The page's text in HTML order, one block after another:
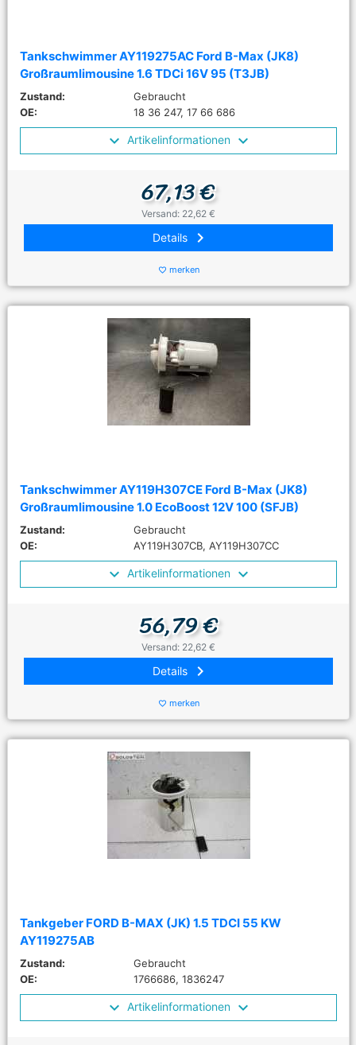
Tankschwimmer AY119275AC Ford B-Max (JK8)
Großraumlimousine 1.6 TDCi 16V 95 (T3JB)
Zustand:
Gebraucht
OE:
18 36 247, 17 66 686
Artikelinformationen
67,13 €
Versand: 22,62 €
Details keyboard_arrow_right
favorite_border merken
Tankschwimmer AY119H307CE Ford B-Max (JK8)
Großraumlimousine 1.0 EcoBoost 12V 100 (SFJB)
Zustand:
Gebraucht
OE:
AY119H307CB, AY119H307CC
Artikelinformationen
56,79 €
Versand: 22,62 €
Details keyboard_arrow_right
favorite_border merken
Tankgeber FORD B-MAX (JK) 1.5 TDCI 55 KW
AY119275AB
Zustand:
Gebraucht
OE:
1766686, 1836247
Artikelinformationen